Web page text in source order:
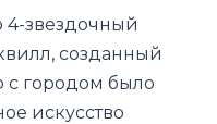
4-звездочный
созданный
с городом было
искусство